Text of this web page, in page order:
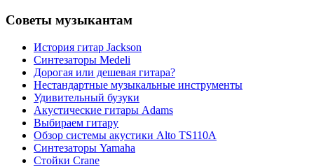
Советы музыкантам
История гитар Jackson
Синтезаторы Мedeli
Дорогая или дешевая гитара?
Нестандартные музыкальные инструменты
Удивительный бузуки
Акустические гитары Adams
Выбираем гитару
Обзор системы акустики Alto TS110A
Синтезаторы Yamaha
Стойки Crane